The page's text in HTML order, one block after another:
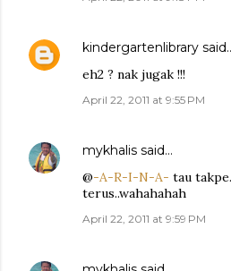
kindergartenlibrary
eh2 ? nak jugak !!!
April 22, 2011 at 9:55 PM
mykhalis said…
@-A-R-I-N-A- tau
terus..wahahahah
April 22, 2011 at 9:59 PM